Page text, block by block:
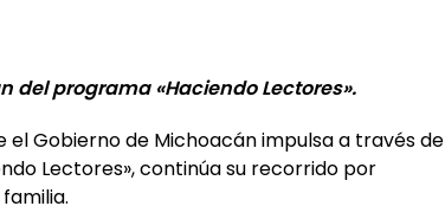
del programa «Haciendo Lectores».
el Gobierno de Michoacán impulsa a través de
Lectores», continúa su recorrido por